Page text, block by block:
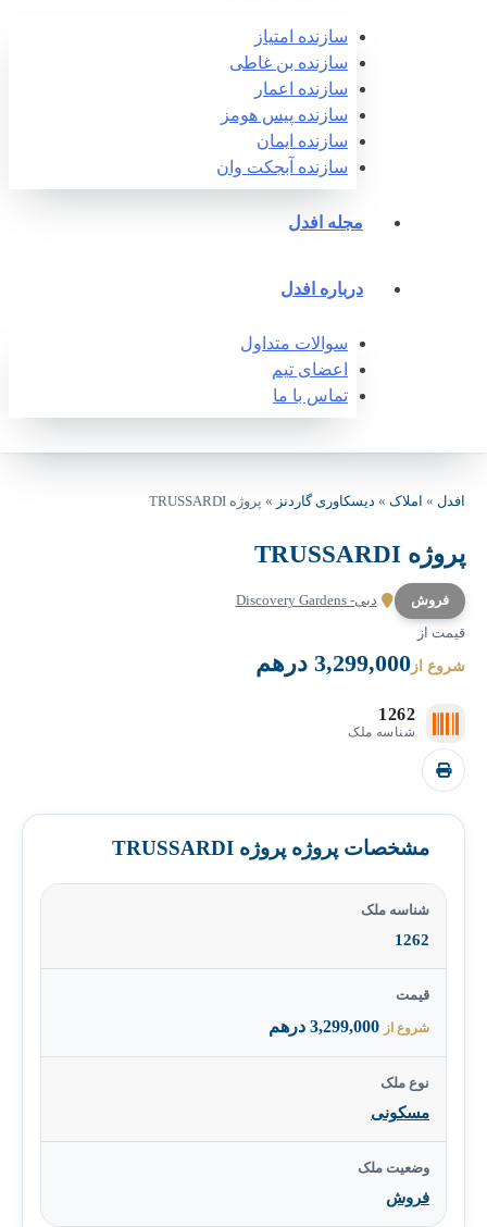
سازنده امتیاز
سازنده بن غاطی
سازنده اعمار
سازنده پیس هومز
سازنده ایمان
سازنده آبجکت وان‎
مجله افدل
درباره افدل
سوالات متداول
اعضای تیم
تماس با ما
افدل» املاک» دیسکاوری گاردنز» پروژه TRUSSARDI
پروژه TRUSSARDI
فروش دبی- Discovery Gardens
قیمت از
شروع از 3,299,000 درهم
1262
شناسه ملک
مشخصات پروژه پروژه TRUSSARDI
شناسه ملک
1262
قیمت
شروع از 3,299,000 درهم
نوع ملک
مسکونی
وضعیت ملک
فروش